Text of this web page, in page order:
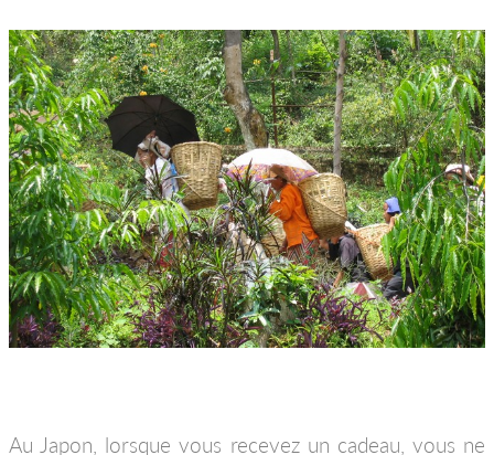
Au Japon, lorsque vous recevez un cadeau, vous ne